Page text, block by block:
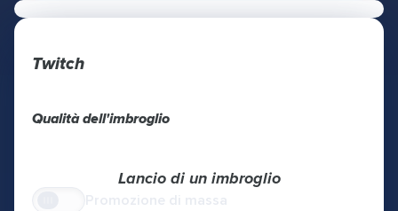
Twitch
Qualità dell'imbroglio
Lancio di un imbroglio